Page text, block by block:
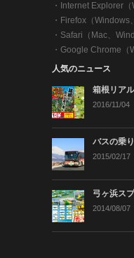
・
Internet Explorer（
・ Firefox（Windows
・ Safari（Mac、
・ Google Chrome（
人気のニュース
箱根リア
2016/11/04
バスの乗
2015/02/17
弓ヶ浜ス
2014/08/07